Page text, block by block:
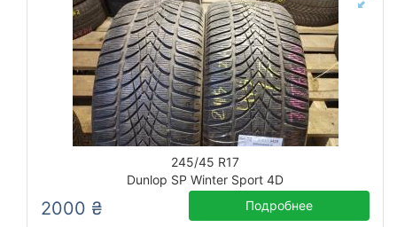
245/45 R17
Dunlop SP Winter Sport 4D
2000 ₴ Подробнее